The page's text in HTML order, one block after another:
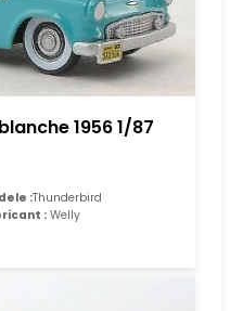
1956 1/87
:Thunderbird
:Welly